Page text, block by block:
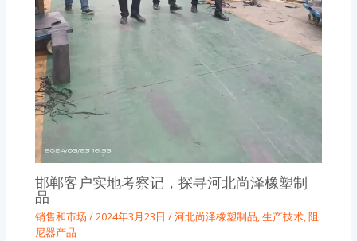
邯郸客户实地考察记，探寻河北尚泽橡塑制
品
销售和市场 /2024年3月23日/河北尚泽橡塑制品,生产技术,阻
尼器产品